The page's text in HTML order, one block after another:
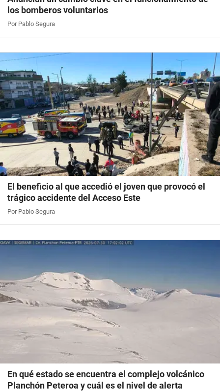
los bomberos voluntarios
Por Pablo Segura
El beneficio al que accedió el joven que provocó el
trágico accidente del Acceso Este
Por Pablo Segura
En qué estado se encuentra el complejo volcánico
Planchón Peteroa y cuál es el nivel de alerta